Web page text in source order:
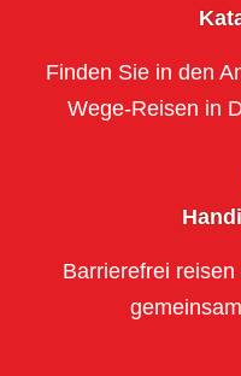
Finden Sie in den
Wege-Reisen in
Barrierefrei